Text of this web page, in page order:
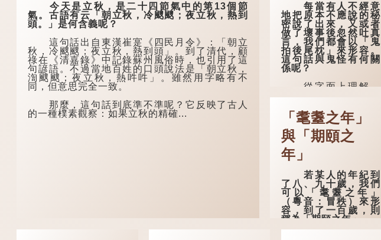
今天是立秋，是二十四節氣中的第13個節
氣。古語有云「朝立秋，冷颼颼；夜立秋，熱到
頭。」是何含義呢？
這句話出自東漢崔寔《四民月令》：「朝立
秋，冷颼颼；夜立秋，熱到頭」。到了清代，顧
祿在《清嘉錄》中記錄蘇州風俗時，也引用了這
句諺語。不過當地百姓的口頭說法是「朝立秋，
渹颼颼；夜立秋，熱吽吽」。雖然用字略有不
同，但意思完全一致。
那麼，這句話到底準不準呢？它反映了古人
的一種樸素觀察：如果立秋的精確...
每當有人不經意
地把原本不應說的秘
密說了出來，又或者
做了壞事後忽然吐真
言，我們都會以「鬼
拍後尾枕」來形容。
這句話與鬼怪有何關
係呢？
從字面上理解，
「後尾枕」的本字應
zhěn，與「枕」同
音）。《說文解
字》：「䪴，項枕
也。」意思是頭後部
與枕頭接觸的地方。
說法，人會將一些不
欲為人所知的記憶藏
於頸後之處。如果忽
然吐真言，就好像被
不明東西（如鬼魂）
在後腦拍了一下，藏
在腦中的秘密便脫口
「耄耋之年」
與「期頤之
年」
若某人的年紀到
了八、九十歲，我們
可以「耄耋之年」
（粵音：冒秩）來形
容，到了一百歲，則
稱為「期頤之年」。